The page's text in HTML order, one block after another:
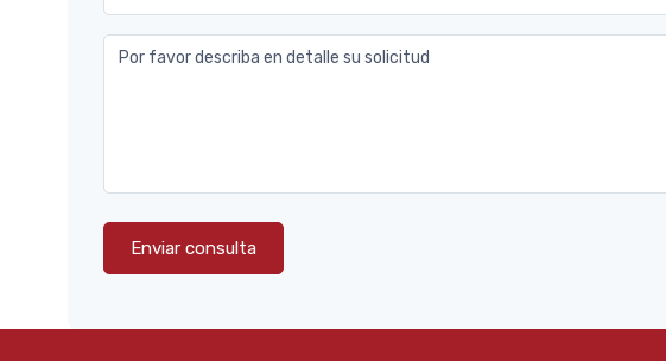
Por favor describa en detalle su solicitud
Enviar consulta